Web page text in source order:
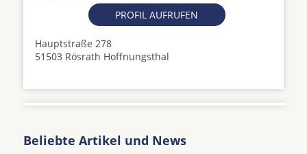
PROFIL AUFRUFEN
Hauptstraße 278
51503 Rösrath Hoffnungsthal
Beliebte Artikel und News